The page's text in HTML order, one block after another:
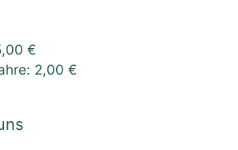
€
2,00 €